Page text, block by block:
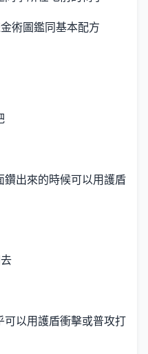
術圖鑑同基本配方
出來的時候可以用護盾
以用護盾衝擊或普攻打